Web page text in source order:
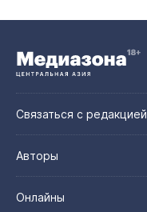
Связаться с редакцией
Авторы
Онлайны